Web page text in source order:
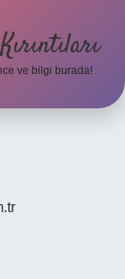
ve bilgi burada!